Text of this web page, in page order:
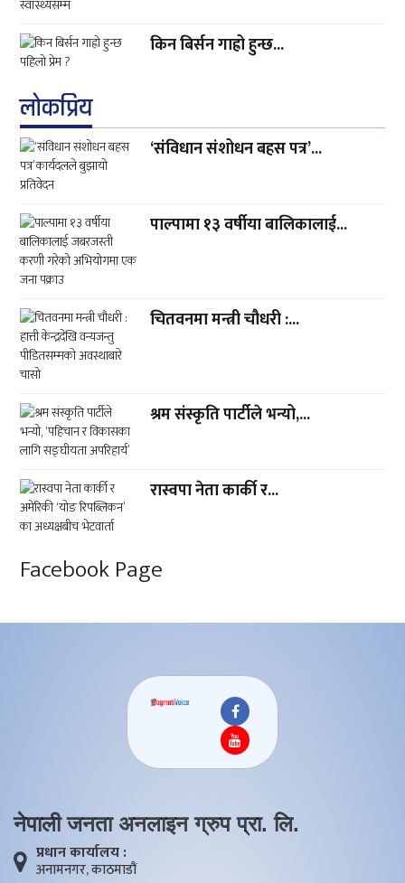
किन बिर्सन गाह्रो हुन्छ...
लाेकप्रिय
‘संविधान संशोधन बहस पत्र’...
पाल्पामा १३ वर्षीया बालिकालाई...
चितवनमा मन्त्री चौधरी :...
श्रम संस्कृति पार्टीले भन्यो,...
रास्वपा नेता कार्की र...
Facebook Page
नेपाली जनता अनलाइन ग्रुप प्रा. लि.
प्रधान कार्यालय :
अनामनगर, काठमाडाैं